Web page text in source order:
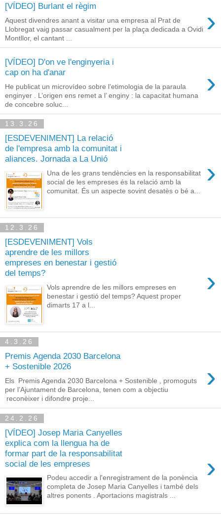
[VÍDEO] Burlant el règim ›
Aquest divendres anant a visitar una empresa al Prat de
Llobregat vaig passar casualment per la plaça dedicada a Ovidi
Montllor, el cantant ...
[VÍDEO] D'on ve l'enginyeria i
cap on ha d'anar
›
He publicat un microvídeo sobre l’etimologia de la paraula
enginyer . L’origen ens remet a l’ enginy : la capacitat humana
de concebre soluc...
13.3.26
[ESDEVENIMENT] La relació
de l'empresa amb la comunitat i
aliances. Jornada a La Unió
›
Una de les grans tendències en la responsabilitat
social de les empreses és la relació amb la
comunitat. És un aspecte sovint desatès o bé a...
12.3.26
[ESDEVENIMENT] Vols
aprendre de les millors
empreses en benestar i gestió
del temps?
›
Vols aprendre de les millors empreses en
benestar i gestió del temps? Aquest proper
dimarts 17 a l...
4.3.26
Premis Agenda 2030 Barcelona
+ Sostenible 2026
›
Els Premis Agenda 2030 Barcelona + Sostenible , promoguts
per l’Ajuntament de Barcelona, tenen com a objectiu
reconèixer i difondre proje...
24.2.26
[VÍDEO] Josep Maria Canyelles
explica com la llengua ha de
formar part de la responsabilitat
social de les empreses
›
Podeu accedir a l'enregistrament de la ponència
completa de Josep Maria Canyelles i també dels
altres ponents . Aportacions magistrals ...